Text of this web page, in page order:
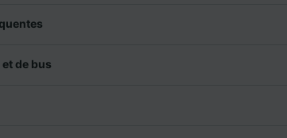
de bus